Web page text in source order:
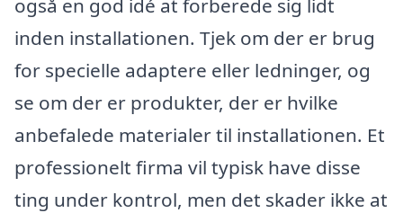
også en god idé at forberede sig lidt
inden installationen. Tjek om der er brug
for specielle adaptere eller ledninger, og
se om der er produkter, der er hvilke
anbefalede materialer til installationen. Et
professionelt firma vil typisk have disse
ting under kontrol, men det skader ikke at